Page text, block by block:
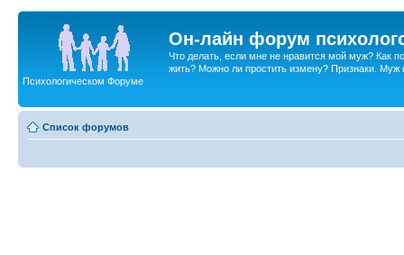
Он-лайн форум
Что делать, если мне не нравится мой муж? Как
жить? Можно ли простить измену? Признаки. Муж
Психологическом Форуме
Список форумов